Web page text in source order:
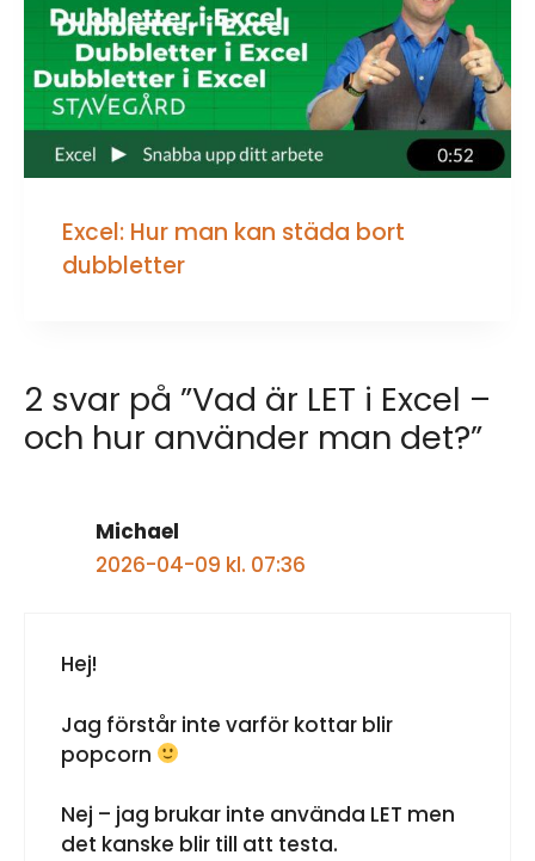
Excel: Hur man kan städa bort
dubbletter
2 svar på ”Vad är LET i Excel –
och hur använder man det?”
Michael
2026-04-09 kl. 07:36
Hej!
Jag förstår inte varför kottar blir
popcorn
Nej – jag brukar inte använda LET men
det kanske blir till att testa.